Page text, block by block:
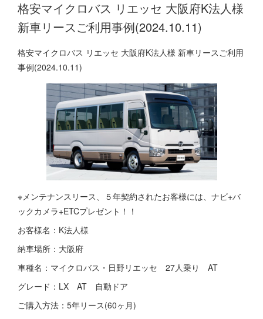
格安マイクロバス リエッセ 大阪府K法人様
新車リースご利用事例(2024.10.11)
格安マイクロバス リエッセ 大阪府K法人様 新車リースご利用
事例(2024.10.11)
※メンテナンスリース、５年契約されたお客様には、ナビ+バ
ックカメラ+ETCプレゼント！！
お客様名：K法人様
納車場所：大阪府
車種名：マイクロバス・日野リエッセ 27人乗り AT
グレード：LX AT 自動ドア
ご購入方法：5年リース(60ヶ月)